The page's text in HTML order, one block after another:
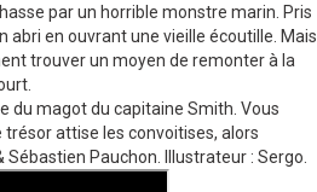
par un horrible monstre marin. Pris
abri en ouvrant une vieille écoutille. Mais
trouver un moyen de remonter à la
du magot du capitaine Smith. Vous
trésor attise les convoitises, alors
Pauchon. Illustrateur : Sergo.